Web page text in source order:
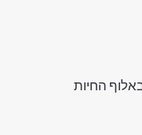
החיות